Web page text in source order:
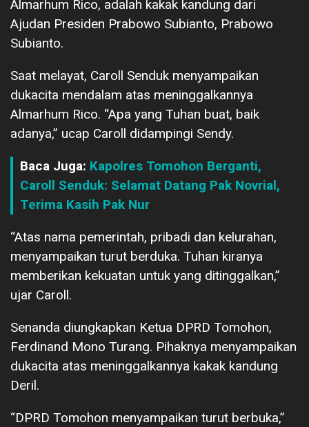
Almarhum Rico, adalah kakak kandung dari
Ajudan Presiden Prabowo Subianto, Prabowo
Subianto.
Saat melayat, Caroll Senduk menyampaikan
dukacita mendalam atas meninggalkannya
Almarhum Rico. “Apa yang Tuhan buat, baik
adanya,” ucap Caroll didampingi Sendy.
Baca Juga: Kapolres Tomohon Berganti,
Caroll Senduk: Selamat Datang Pak Novrial,
Terima Kasih Pak Nur
“Atas nama pemerintah, pribadi dan kelurahan,
menyampaikan turut berduka. Tuhan kiranya
memberikan kekuatan untuk yang ditinggalkan,”
ujar Caroll.
Senanda diungkapkan Ketua DPRD Tomohon,
Ferdinand Mono Turang. Pihaknya menyampaikan
dukacita atas meninggalkannya kakak kandung
Deril.
“DPRD Tomohon menyampaikan turut berbuka,”